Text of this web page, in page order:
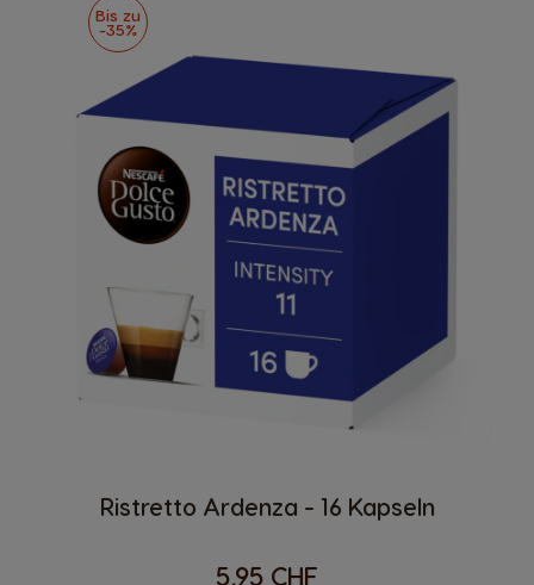
Bis zu
-35%
Ristretto Ardenza - 16 Kapseln
5,95 CHF